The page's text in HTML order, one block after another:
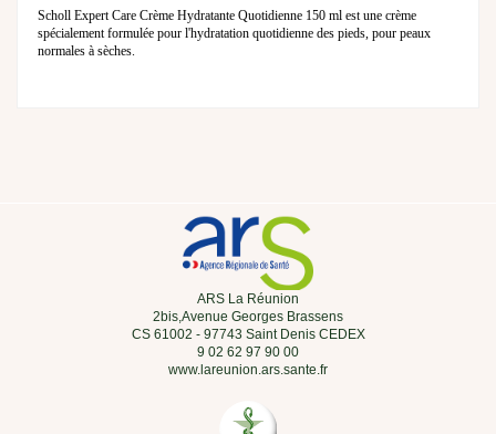
Scholl Expert Care Crème Hydratante Quotidienne 150 ml est une crème
spécialement formulée pour l'hydratation quotidienne des pieds, pour peaux
normales à sèches.
ARS La Réunion
2bis,Avenue Georges Brassens
CS 61002 - 97743 Saint Denis CEDEX
9 02 62 97 90 00
www.lareunion.ars.sante.fr